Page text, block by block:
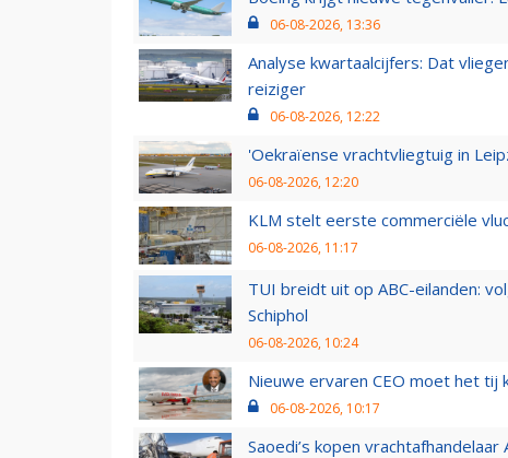
06-08-2026, 13:36
Analyse kwartaalcijfers: Dat
reiziger
06-08-2026, 12:22
'Oekraïense vrachtvliegtuig in
06-08-2026, 12:20
KLM stelt eerste commerciële
06-08-2026, 11:17
TUI breidt uit op ABC-eilanden:
Schiphol
06-08-2026, 10:24
Nieuwe ervaren CEO moet het tij
06-08-2026, 10:17
Saoedi’s kopen